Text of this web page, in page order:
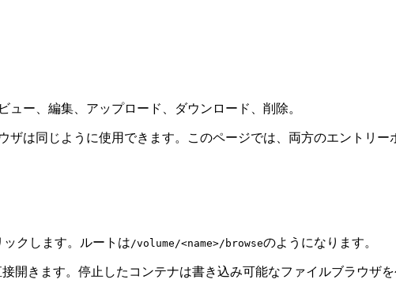
ー、編集、アップロード、ダウンロード、削除。
は同じように使用できます。このページでは、両方のエントリー
ックします。ルートは /volume/<name>/browseのようになります。
接開きます。停止したコンテナは書き込み可能なファイルブラウザを